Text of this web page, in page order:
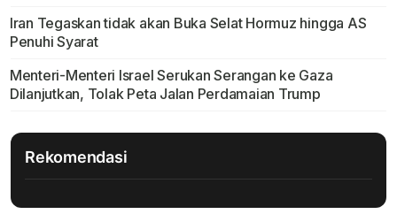
Iran Tegaskan tidak akan Buka Selat Hormuz hingga AS
Penuhi Syarat
Menteri-Menteri Israel Serukan Serangan ke Gaza
Dilanjutkan, Tolak Peta Jalan Perdamaian Trump
Rekomendasi